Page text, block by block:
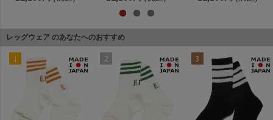
レッグウェア のあなたへのおすすめ
1 2 3